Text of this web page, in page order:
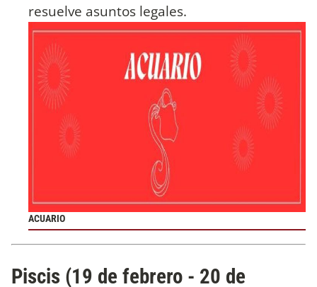
resuelve asuntos legales.
ACUARIO
Piscis (19 de febrero - 20 de